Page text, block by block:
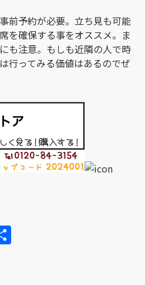
前予約が必要。立ち見も可能
を確保する事をオススメ。ま
も注意。もしも近隣の人で時
行ってみる価値はあるのでぜ